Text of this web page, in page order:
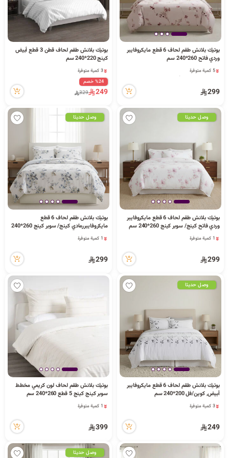
بوتيك بلانش طقم لحاف 6 قطع مايكروفايبر
وردي فاتح 260*240 سم
5 كمية متوفرة
5 كمية متوفرة
29 مشاهدة مؤخراً
299
بوتيك بلانش طقم لحاف قطن 3 قطع أبيض
كينج 220*240 سم
3 كمية متوفرة
46 مشاهدة مؤخراً
3 كمية متوفرة
46 مشاهدة مؤخراً
%24 خصم
249
329
وصل حديثا
بوتيك بلانش طقم لحاف 6 قطع مايكروفايبر
وردي فاتح كينج/ سوبر كينج 260*240 سم
1 كمية متوفرة
14 مشاهدة مؤخراً
299
وصل حديثا
بوتيك بلانش طقم لحاف 6 قطع
مايكروفايبررمادي كينج/ سوبر كينج 260*240
سم
1 كمية متوفرة
16 مشاهدة مؤخراً
299
وصل حديثا
بوتيك بلانش طقم لحاف 6 قطع مايكروفايبر
أبيض, كوين/فل 200*240 سم
3 كمية متوفرة
14 مشاهدة مؤخراً
249
بوتيك بلانش طقم لحاف لون كريمي مخطط
سوبر كينج كينج 5 قطع 260*240 سم
1 كمية متوفرة
1 كمية متوفرة
26 مشاهدة مؤخراً
399
وصل حديثا